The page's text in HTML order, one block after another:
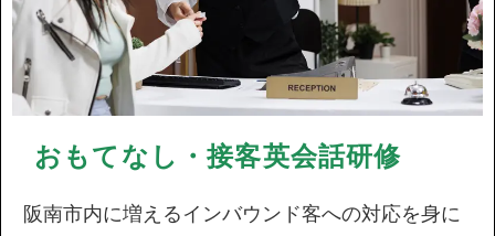
おもてなし・接客英会話研修
阪南市内に増えるインバウンド客への対応を身に